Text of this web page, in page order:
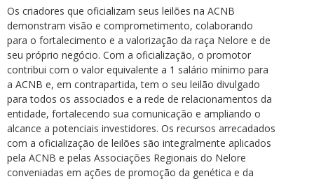
Os criadores que oficializam seus leilões na ACNB
demonstram visão e comprometimento, colaborando
para o fortalecimento e a valorização da raça Nelore e de
seu próprio negócio. Com a oficialização, o promotor
contribui com o valor equivalente a 1 salário mínimo para
a ACNB e, em contrapartida, tem o seu leilão divulgado
para todos os associados e a rede de relacionamentos da
entidade, fortalecendo sua comunicação e ampliando o
alcance a potenciais investidores. Os recursos arrecadados
com a oficialização de leilões são integralmente aplicados
pela ACNB e pelas Associações Regionais do Nelore
conveniadas em ações de promoção da genética e da